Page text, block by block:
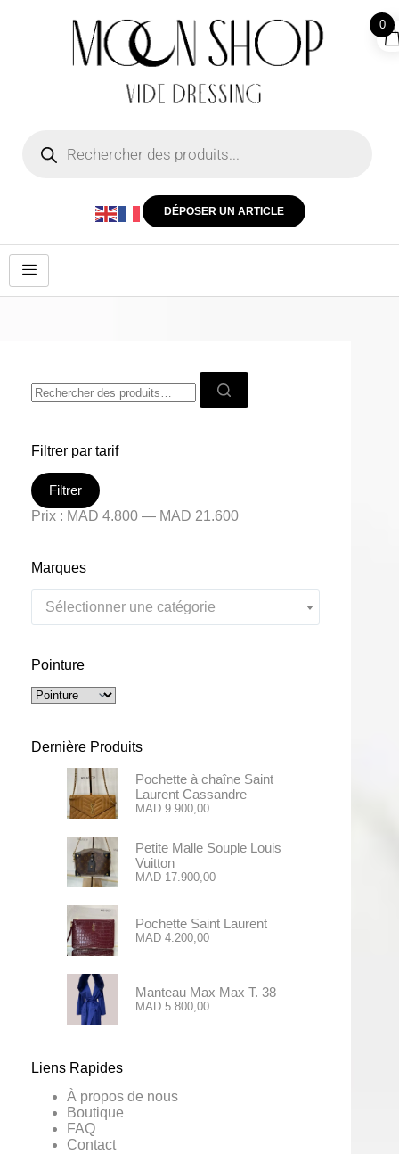
DÉPOSER UN ARTICLE
Filtrer par tarif
Filtrer
Prix : MAD 4.800 — MAD 21.600
Marques
Sélectionner une catégorie
Pointure
Dernière Produits
Pochette à chaîne Saint
Laurent Cassandre
MAD9.900,00
Petite Malle Souple Louis
Vuitton
MAD17.900,00
Pochette Saint Laurent
MAD4.200,00
Manteau Max Max T. 38
MAD5.800,00
Liens Rapides
À propos de nous
Boutique
FAQ
Contact
0